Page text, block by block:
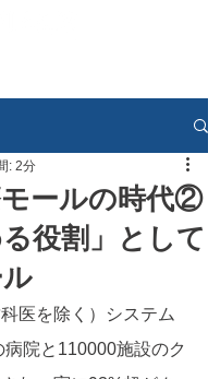
ールの時代②
る役割」として
: 2分
医を除く）システム
院と110000施設のク